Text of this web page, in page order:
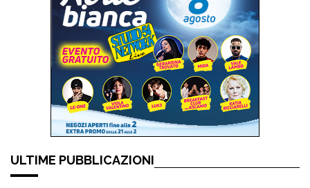
ULTIME PUBBLICAZIONI